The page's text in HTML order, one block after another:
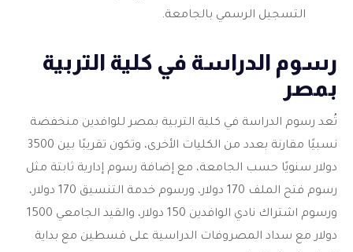
التسجيل الرسمي بالجامعة.
رسوم الدراسة في كلية التربية
بمصر
تُعد رسوم الدراسة في كلية التربية بمصرللوافدين منخفضة
نسبيًا مقارنة بعدد من الكليات الأخرى، وتكون تقريبًا بين 3500
دولار سنويًا حسب الجامعة، مع إضافة رسوم إدارية ثابتة مثل
رسوم فتح الملف 170 دولار، ورسوم خدمة التنسيق 170 دولار،
ورسوم اشتراك نادي الوافدين 150 دولار، والقيد الجامعي 1500
دولار مع سداد المصروفات الدراسية على قسطين مع بداية